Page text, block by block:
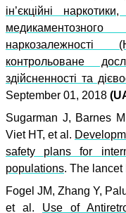
ін’єкційні
контрольоване
здійсненності та
September 01, 2018
Sugarman J, Barnes
Viet HT, et al.
safety plans for
populations. The lancet
Fogel JM, Zhang Y,
et al. Use of